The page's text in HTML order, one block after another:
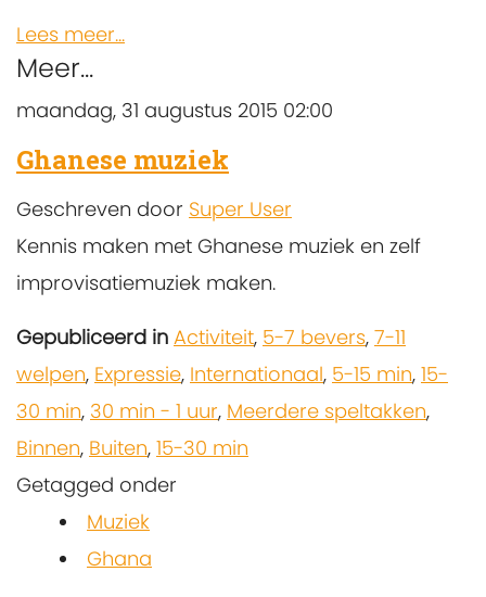
Lees meer...
Meer...
maandag, 31 augustus 2015 02:00
Ghanese muziek
Geschreven door Super User
Kennis maken met Ghanese muziek en zelf
improvisatiemuziek maken.
Gepubliceerd in Activiteit, 5-7 bevers, 7-11
welpen, Expressie, Internationaal, 5-15 min, 15-
30 min, 30 min - 1 uur, Meerdere speltakken,
Binnen, Buiten, 15-30 min
Getagged onder
Muziek
Ghana